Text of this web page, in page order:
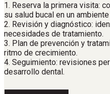
1. Reserva la primera visita:
su salud bucal en un
2. Revisión y diagnóstico:
necesidades de tratamiento.
3. Plan de prevención y
ritmo de crecimiento.
4. Seguimiento: revisiones
desarrollo dental.